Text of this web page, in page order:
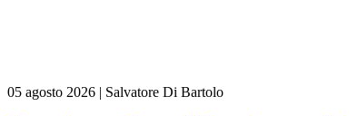
05 agosto 2026 | Salvatore Di Bartolo